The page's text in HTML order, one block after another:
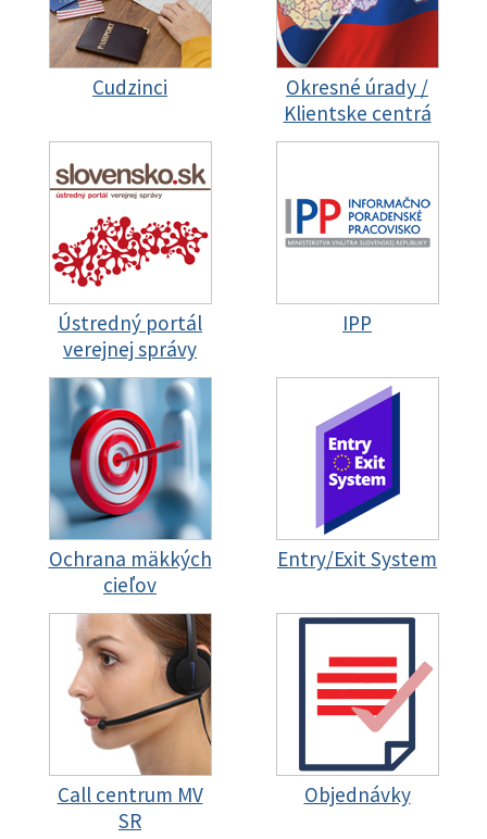
Cudzinci
Okresné úrady /
Klientske centrá
Ústredný portál
verejnej správy
IPP
Ochrana mäkkých
cieľov
Entry/Exit System
Call centrum MV
SR
Objednávky